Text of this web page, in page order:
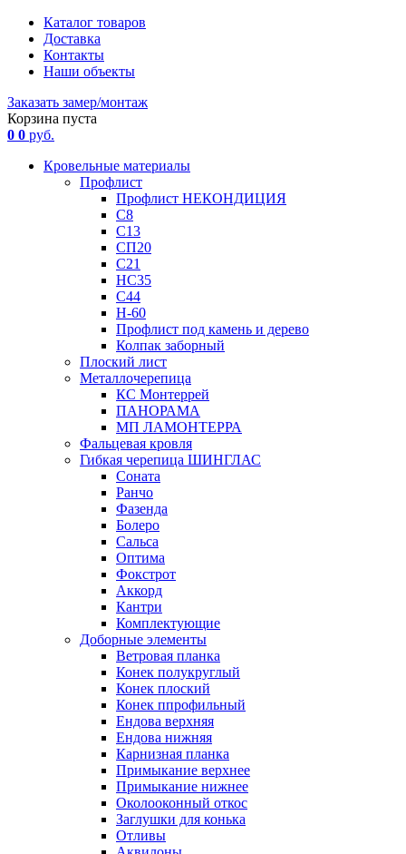
Каталог товаров
Доставка
Контакты
Наши объекты
Заказать замер/монтаж
Корзина пуста
0 0 руб.
Кровельные материалы
Профлист
Профлист НЕКОНДИЦИЯ
С8
С13
СП20
С21
НС35
С44
Н-60
Профлист под камень и дерево
Колпак заборный
Плоский лист
Металлочерепица
КС Монтеррей
ПАНОРАМА
МП ЛАМОНТЕРРА
Фальцевая кровля
Гибкая черепица ШИНГЛАС
Соната
Ранчо
Фазенда
Болеро
Сальса
Оптима
Фокстрот
Аккорд
Кантри
Комплектующие
Доборные элементы
Ветровая планка
Конек полукруглый
Конек плоский
Конек ппрофильный
Ендова верхняя
Ендова нижняя
Карнизная планка
Примыкание верхнее
Примыкание нижнее
Околооконный откос
Заглушки для конька
Отливы